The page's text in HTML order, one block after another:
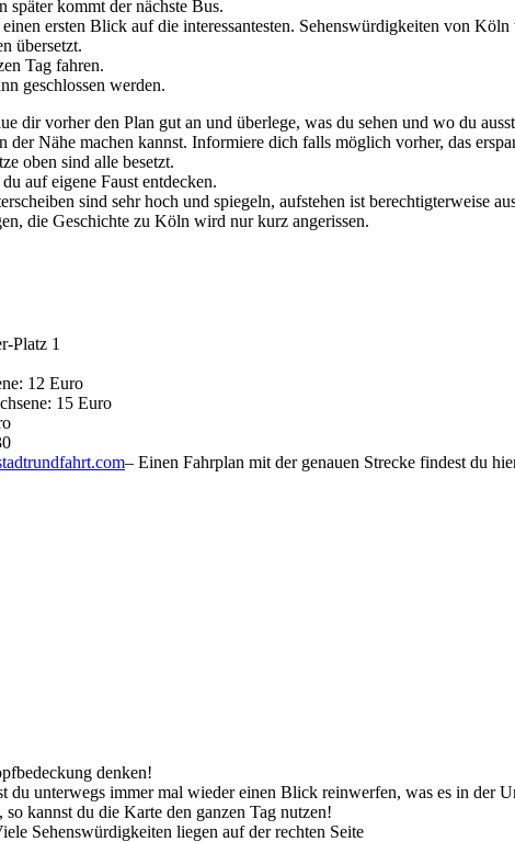
kommt der nächste Bus.
ersten Blick auf die interessantesten. Sehenswürdigkeiten von
übersetzt.
Tag fahren.
geschlossen werden.
dir vorher den Plan gut an und überlege, was du sehen und wo du
Nähe machen kannst. Informiere dich falls möglich vorher, das
oben sind alle besetzt.
auf eigene Faust entdecken.
sind sehr hoch und spiegeln, aufstehen ist berechtigterweise
die Geschichte zu Köln wird nur kurz angerissen.
Platz 1
12 Euro
15 Euro
– Einen Fahrplan mit der genauen Strecke findest du
denken!
du unterwegs immer mal wieder einen Blick reinwerfen, was es in der
kannst du die Karte den ganzen Tag nutzen!
Sehenswürdigkeiten liegen auf der rechten Seite